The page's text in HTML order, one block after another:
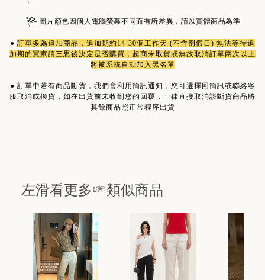
圖片顏色因個人電腦螢幕不同而有所差異，請以實體商品為準
● 訂單多為追加商品 ，追加期約14-30個工作天 (不含例假日) 無法等待追
加期的買家請三思後決定是否購買，超商未取貨或無故取消訂單兩次以上
將被系統自動加入黑名單
● 訂單中若有商品斷貨，我們會利用簡訊通知，您可選擇回簡訊或聯絡客
服取消或換貨，如在出貨前未收到您的回覆，一律直接取消該斷貨商品將
其餘商品照正常程序出貨
左滑看更多☞類似商品